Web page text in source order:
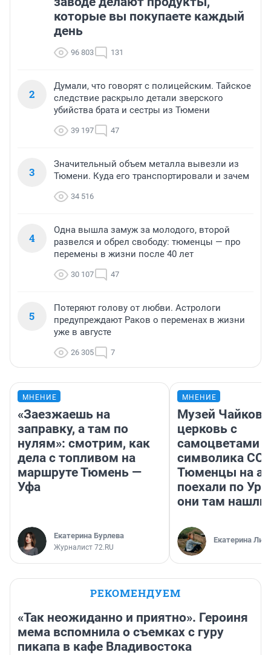
которые вы покупаете каждый
день
96 803 131
2
Думали, что говорят с полицейским. Тайское
следствие раскрыло детали зверского
убийства брата и сестры из Тюмени
39 197 47
3
Значительный объем металла вывезли из
Тюмени. Куда его транспортировали и зачем
34 516
4
Одна вышла замуж за молодого, второй
развелся и обрел свободу: тюменцы — про
перемены в жизни после 40 лет
30 107 47
5
Потеряют голову от любви. Астрологи
предупреждают Раков о переменах в жизни
уже в августе
26 305 7
МНЕНИЕ
«Заезжаешь на
заправку, а там по
нулям»: смотрим, как
дела с топливом на
маршруте Тюмень —
Уфа
Екатерина Бурлева
Журналист 72.RU
МНЕНИЕ
Музей
церковь с
самоцветами
символика
Тюменцы на
поехали по
они там нашли
Екатерина
РЕКОМЕНДУЕМ
«Так неожиданно и приятно». Героиня
мема вспомнила о съемках с гуру
пикапа в кафе Владивостока